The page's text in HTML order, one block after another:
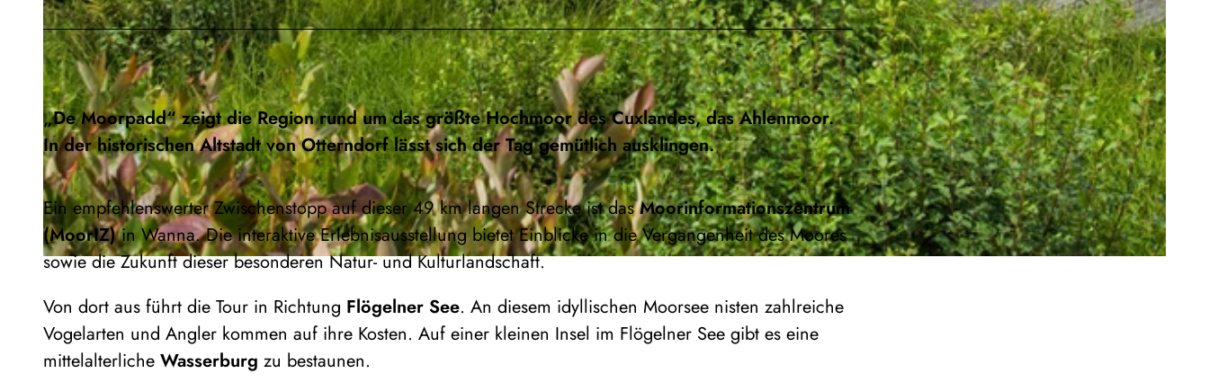
© Florian Trykowski, Cuxland-Tourismus, Florian Trykowski |CC-BY-SA
„De Moorpadd“ zeigt die Region rund um das größte Hochmoor des Cuxlandes, das Ahlenmoor.
In der historischen Altstadt von Otterndorf lässt sich der Tag gemütlich ausklingen.
Ein empfehlenswerter Zwischenstopp auf dieser 49 km langen Strecke ist dasMoorinformationszentrum
(MoorIZ)in Wanna. Die interaktive Erlebnisausstellung bietet Einblicke in die Vergangenheit des Moores
sowie die Zukunft dieser besonderen Natur- und Kulturlandschaft.
Von dort aus führt die Tour in Richtung Flögelner See. An diesem idyllischen Moorsee nisten zahlreiche
Vogelarten und Angler kommen auf ihre Kosten. Auf einer kleinen Insel im Flögelner See gibt es eine
mittelalterliche Wasserburg zu bestaunen.